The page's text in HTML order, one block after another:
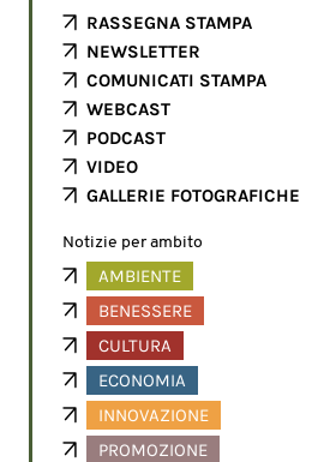
RASSEGNA STAMPA
NEWSLETTER
COMUNICATI STAMPA
WEBCAST
PODCAST
VIDEO
GALLERIE FOTOGRAFICHE
Notizie per ambito
AMBIENTE
BENESSERE
CULTURA
ECONOMIA
INNOVAZIONE
PROMOZIONE